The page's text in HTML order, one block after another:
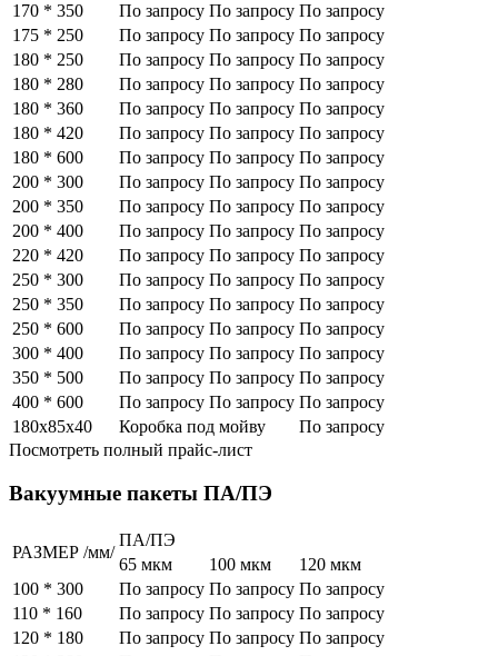
170 * 350
По запросу По запросу По запросу
175 * 250
По запросу По запросу По запросу
180 * 250
По запросу По запросу По запросу
180 * 280
По запросу По запросу По запросу
180 * 360
По запросу По запросу По запросу
180 * 420
По запросу По запросу По запросу
180 * 600
По запросу По запросу По запросу
200 * 300
По запросу По запросу По запросу
200 * 350
По запросу По запросу По запросу
200 * 400
По запросу По запросу По запросу
220 * 420
По запросу По запросу По запросу
250 * 300
По запросу По запросу По запросу
250 * 350
По запросу По запросу По запросу
250 * 600
По запросу По запросу По запросу
300 * 400
По запросу По запросу По запросу
350 * 500
По запросу По запросу По запросу
400 * 600
По запросу По запросу По запросу
180х85х40
Коробка под мойву
По запросу
Посмотреть полный прайс-лист
Вакуумные пакеты ПА/ПЭ
РАЗМЕР /мм/
ПА/ПЭ
65 мкм
100 мкм
120 мкм
100 * 300
По запросу По запросу По запросу
110 * 160
По запросу По запросу По запросу
120 * 180
По запросу По запросу По запросу